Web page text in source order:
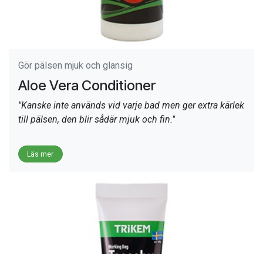
Gör pälsen mjuk och glansig
Aloe Vera Conditioner
"Kanske inte används vid varje bad men ger extra kärlek
till pälsen, den blir sådär mjuk och fin."
Läs mer